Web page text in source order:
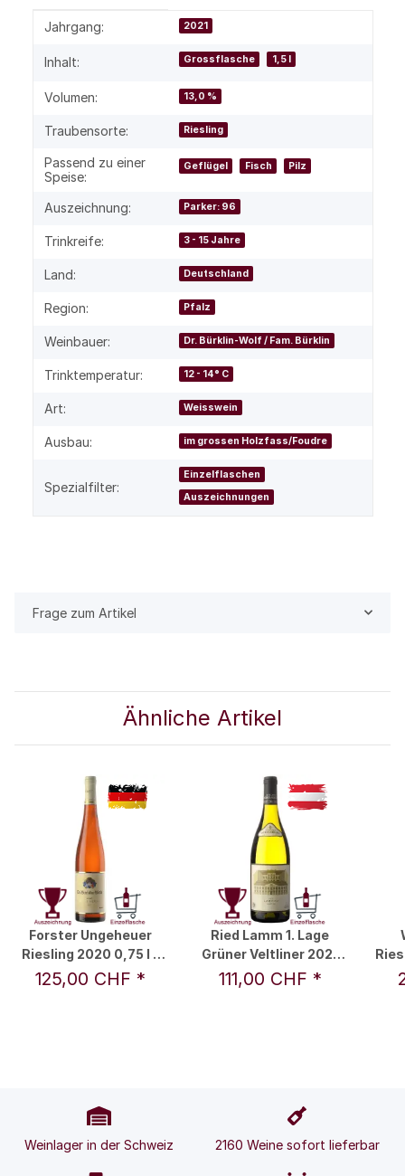
Produkteigenschaft
Wert
Jahrgang: 2021
Inhalt: Grossflasche 1,5 l
Volumen: 13,0 %
Traubensorte: Riesling
Passend zu einer
Speise:
Geflügel Fisch Pilz
Auszeichnung: Parker: 96
Trinkreife: 3 - 15 Jahre
Land: Deutschland
Region: Pfalz
Weinbauer: Dr. Bürklin-Wolf / Fam. Bürklin
Trinktemperatur: 12 - 14° C
Art: Weisswein
Ausbau: im grossen Holzfass/Foudre
Spezialfilter:
Einzelflaschen
Auszeichnungen
Frage zum Artikel
Ähnliche Artikel
Forster Ungeheuer
Riesling 2020 0,75 l -
Dr. Bürklin-Wolf / Fam.
125,00 CHF *
Ried Lamm 1. Lage
Grüner Veltliner 2021
1,5 l - Weingut Schloss
Gobelsburg
111,00 CHF *
-
Weinlager in der Schweiz 2160 Weine sofort lieferbar